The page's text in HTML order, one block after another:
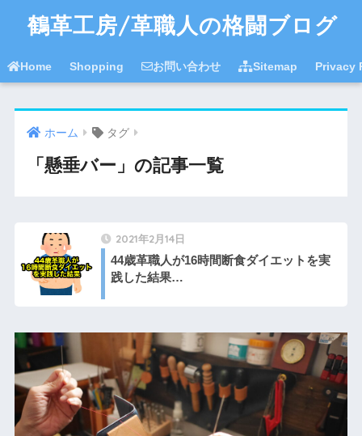
鶴革工房/革職人の格闘ブログ
Home Shopping お問い合わせ Sitemap Privacy
ホーム タグ
「懸垂バー」の記事一覧
2021年2月14日
44歳革職人が16時間断食ダイエットを実
践した結果…